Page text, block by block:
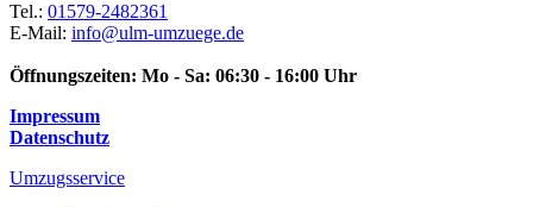
Tel.: 01579-2482361
E-Mail: info@ulm-umzuege.de
Öffnungszeiten: Mo - Sa: 06:30 - 16:00 Uhr
Impressum
Datenschutz
Umzugsservice